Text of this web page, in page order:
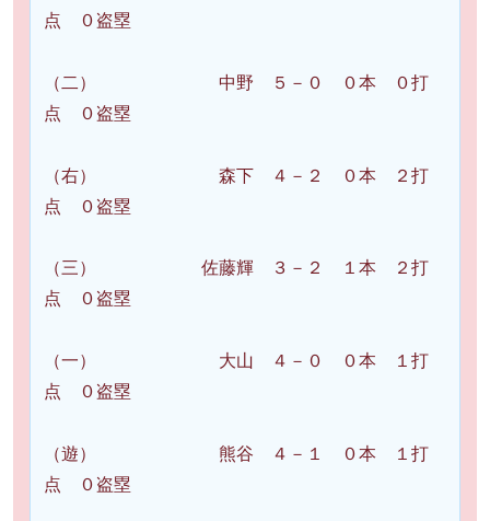
点 ０盗塁
（二） 中野 ５－０ ０本 ０打
点 ０盗塁
（右） 森下 ４－２ ０本 ２打
点 ０盗塁
（三） 佐藤輝 ３－２ １本 ２打
点 ０盗塁
（一） 大山 ４－０ ０本 １打
点 ０盗塁
（遊） 熊谷 ４－１ ０本 １打
点 ０盗塁